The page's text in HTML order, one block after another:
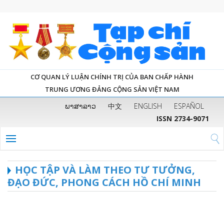
CƠ QUAN LÝ LUẬN CHÍNH TRỊ CỦA BAN CHẤP HÀNH
TRUNG ƯƠNG ĐẢNG CỘNG SẢN VIỆT NAM
ພາສາລາວ 中文 ENGLISH
ESPAÑOL
ISSN 2734-9071
HỌC TẬP VÀ LÀM THEO TƯ TƯỞNG,
ĐẠO ĐỨC, PHONG CÁCH HỒ CHÍ MINH